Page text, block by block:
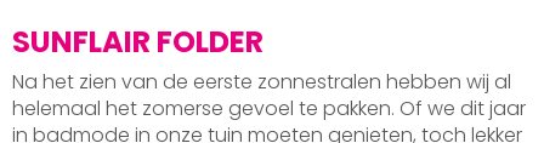
SUNFLAIR FOLDER
Na het zien van de eerste zonnestralen hebben wij al
helemaal het zomerse gevoel te pakken. Of we dit jaar
in badmode in onze tuin moeten genieten, toch lekker